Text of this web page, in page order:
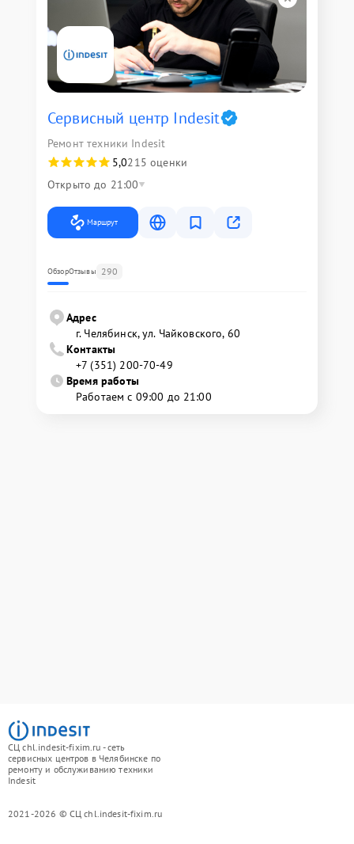
Сервисный центр Indesit
Ремонт техники Indesit
5,0215 оценки
Открыто до 21:00
Маршрут
ОбзорОтзывы 290
Адрес
г. Челябинск, ул. Чайковского, 60
Контакты
+7 (351) 200-70-49
Время работы
Работаем с 09:00 до 21:00
СЦ chl.indesit-fixim.ru - сеть
сервисных центров в Челябинске по
ремонту и обслуживанию техники
Indesit
2021-2026 © СЦ chl.indesit-fixim.ru